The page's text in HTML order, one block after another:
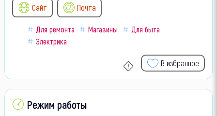
Сайт Почта
Для ремонта Магазины
Для быта
Электрика
В избранное
Режим работы